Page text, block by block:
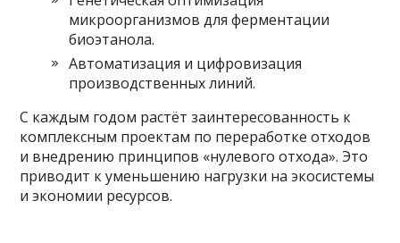
микроорганизмов для ферментации
биоэтанола.
Автоматизация и цифровизация
производственных линий.
С каждым годом растёт заинтересованность к
комплексным проектам по переработке отходов
и внедрению принципов «нулевого отхода». Это
приводит к уменьшению нагрузки на экосистемы
и экономии ресурсов.